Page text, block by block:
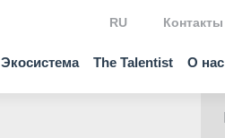
Экосистема The Talentist О нас
RU Контакты